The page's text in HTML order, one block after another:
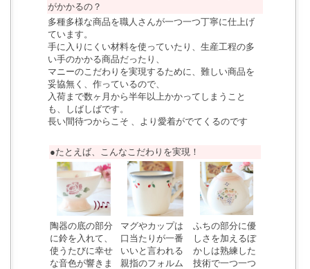
がかかるの？
多種多様な商品を職人さんが一つ一つ丁寧に仕上げ
ています。
手に入りにくい材料を使っていたり、生産工程の多
い手のかかる商品だったり、
マニーのこだわりを実現するために、難しい商品を
妥協無く、作っているので、
入荷まで数ヶ月から半年以上かかってしまうこと
も、しばしばです。
長い間待つからこそ 、より愛着がでてくるのです
●たとえば、こんなこだわりを実現！
陶器の底の部分
に鈴を入れて、
使うたびに幸せ
な音色が響きま
マグやカップは
口当たりが一番
いいと言われる
親指のフォルム
ふちの部分に優
しさを加えるぼ
かしは熟練した
技術で一つ一つ